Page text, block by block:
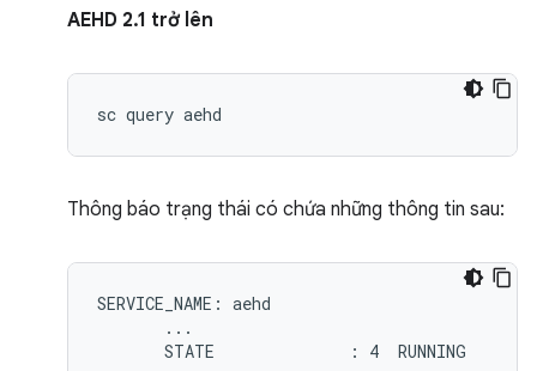
AEHD 2.1 trở lên
Thông báo trạng thái có chứa những thông tin sau:
SERVICE_NAME: aehd
       ...
       STATE              : 4  RUNNING